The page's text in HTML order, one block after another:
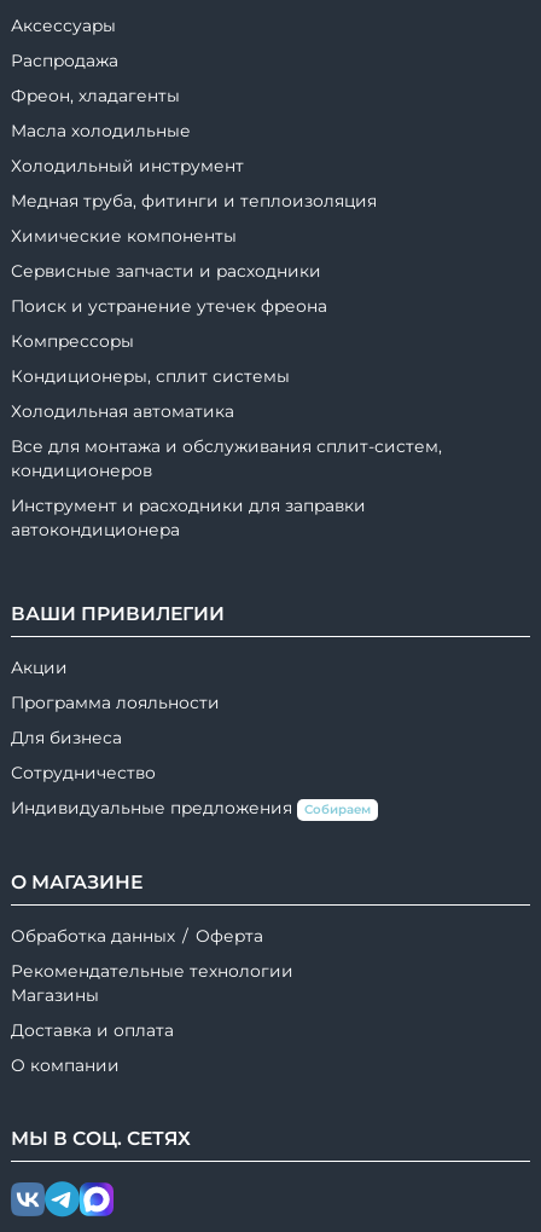
Аксессуары
Распродажа
Фреон, хладагенты
Масла холодильные
Холодильный инструмент
Медная труба, фитинги и теплоизоляция
Химические компоненты
Сервисные запчасти и расходники
Поиск и устранение утечек фреона
Компрессоры
Кондиционеры, сплит системы
Холодильная автоматика
Все для монтажа и обслуживания сплит-систем,
кондиционеров
Инструмент и расходники для заправки
автокондиционера
ВАШИ ПРИВИЛЕГИИ
Акции
Программа лояльности
Для бизнеса
Сотрудничество
Индивидуальные предложения
Собираем
О МАГАЗИНЕ
Обработка данных / Оферта
Рекомендательные технологии
Магазины
Доставка и оплата
О компании
МЫ В СОЦ. СЕТЯХ